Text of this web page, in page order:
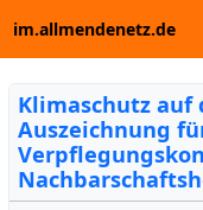
im.allmendenetz.de
Klimaschutz auf
Auszeichnung